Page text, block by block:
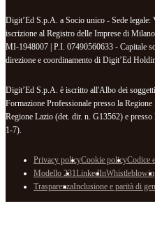
Digit’Ed S.p.A. a Socio unico - Sede
iscrizione al Registro delle Imprese di
MI-1948007 | P.I. 07490560633 - Capitale
direzione e coordinamento di Digit’Ed
Digit’Ed S.p.A. è iscritto all'Albo dei
Formazione Professionale presso la
Regione Lazio (det. dir. n. G13562) e
1-7).
Privacy policyCookie policyCodice
Modello 231LinkedIn
TrasparenzaInclusione e parità di